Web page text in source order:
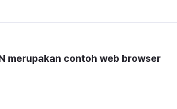
merupakan contoh web browser